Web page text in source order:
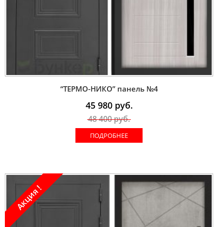
“ТЕРМО-НИКО” панель №4
45 980руб.
48 400руб.
ПОДРОБНЕЕ
Акция !